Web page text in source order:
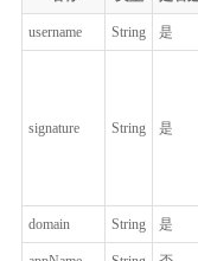
username String 是
signature String 是
domain String 是